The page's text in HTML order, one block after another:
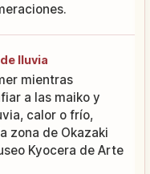
lluvia
mientras
a las maiko y
calor o frío,
zona de Okazaki
Kyocera de Arte